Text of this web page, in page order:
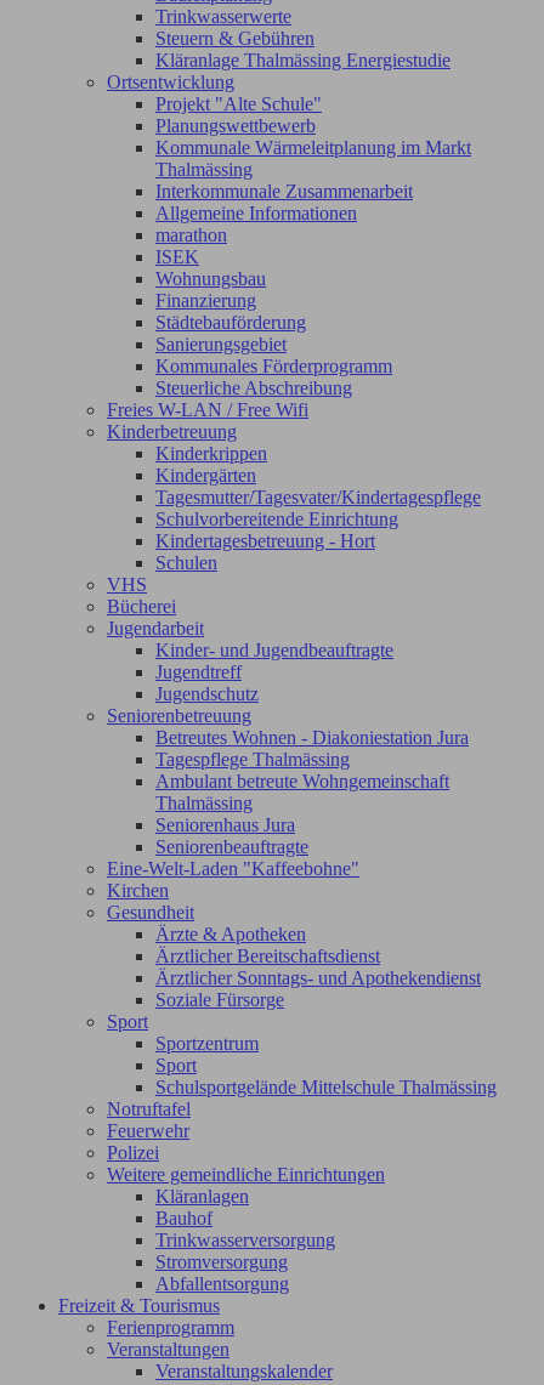
Trinkwasserwerte
Steuern & Gebühren
Kläranlage Thalmässing Energiestudie
Ortsentwicklung
Projekt "Alte Schule"
Planungswettbewerb
Kommunale Wärmeleitplanung im Markt
Thalmässing
Interkommunale Zusammenarbeit
Allgemeine Informationen
marathon
ISEK
Wohnungsbau
Finanzierung
Städtebauförderung
Sanierungsgebiet
Kommunales Förderprogramm
Steuerliche Abschreibung
Freies W-LAN / Free Wifi
Kinderbetreuung
Kinderkrippen
Kindergärten
Tagesmutter/Tagesvater/Kindertagespflege
Schulvorbereitende Einrichtung
Kindertagesbetreuung - Hort
Schulen
VHS
Bücherei
Jugendarbeit
Kinder- und Jugendbeauftragte
Jugendtreff
Jugendschutz
Seniorenbetreuung
Betreutes Wohnen - Diakoniestation Jura
Tagespflege Thalmässing
Ambulant betreute Wohngemeinschaft
Thalmässing
Seniorenhaus Jura
Seniorenbeauftragte
Eine-Welt-Laden "Kaffeebohne"
Kirchen
Gesundheit
Ärzte & Apotheken
Ärztlicher Bereitschaftsdienst
Ärztlicher Sonntags- und Apothekendienst
Soziale Fürsorge
Sport
Sportzentrum
Sport
Schulsportgelände Mittelschule Thalmässing
Notruftafel
Feuerwehr
Polizei
Weitere gemeindliche Einrichtungen
Kläranlagen
Bauhof
Trinkwasserversorgung
Stromversorgung
Abfallentsorgung
Freizeit & Tourismus
Ferienprogramm
Veranstaltungen
Veranstaltungskalender